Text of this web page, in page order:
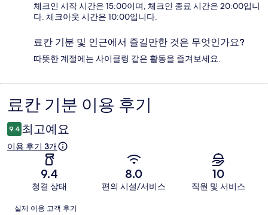
체크인 시작 시간은 15:00이며, 체크인 종료 시간은 20:00입니
다. 체크아웃 시간은 10:00입니다.
료칸 기분 및 인근에서 즐길만한 것은 무엇인가요?
따뜻한 계절에는 사이클링 같은 활동을 즐겨보세요.
이
용
후
료칸 기분 이용 후기
9.4 최고예요
이용 후기 3개
9.4
청결 상태
8.0
편의 시설/서비스
10
직원 및 서비스
이
실제 이용 고객 후기